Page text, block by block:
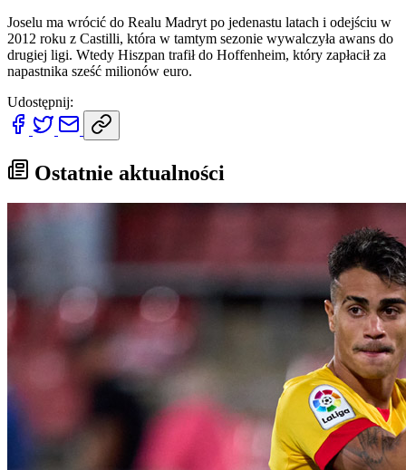
Joselu ma wrócić do Realu Madryt po jedenastu latach i odejściu w
2012 roku z Castilli, która w tamtym sezonie wywalczyła awans do
drugiej ligi. Wtedy Hiszpan trafił do Hoffenheim, który zapłacił za
napastnika sześć milionów euro.
Udostępnij:
Ostatnie aktualności